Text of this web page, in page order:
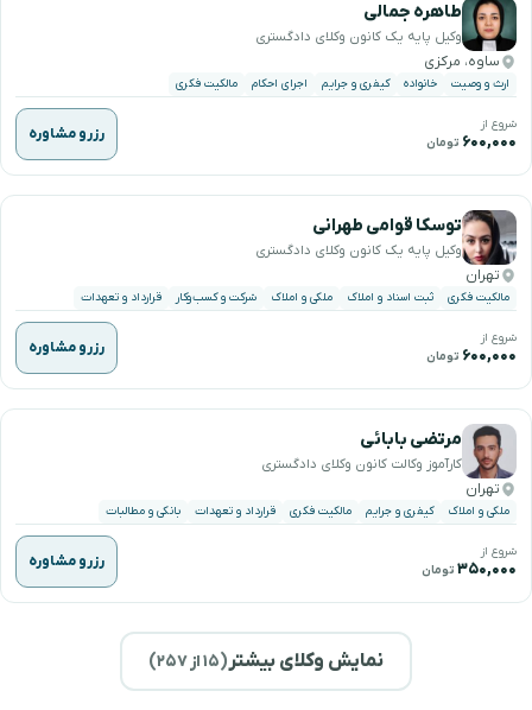
طاهره جمالی
وکیل پایه یک کانون وکلای دادگستری
ساوه، مرکزی
ارث و وصیت خانواده کیفری و جرایم اجرای احکام مالکیت فکری
شروع از
۶۰۰,۰۰۰ تومان رزرو مشاوره
توسکا قوامی طهرانی
وکیل پایه یک کانون وکلای دادگستری
تهران
مالکیت فکری ثبت اسناد و املاک ملکی و املاک شرکت و کسب‌وکار قرارداد و تعهدات
شروع از
۶۰۰,۰۰۰ تومان رزرو مشاوره
مرتضی بابائی
کارآموز وکالت کانون وکلای دادگستری
تهران
ملکی و املاک کیفری و جرایم مالکیت فکری قرارداد و تعهدات بانکی و مطالبات
شروع از
۳۵۰,۰۰۰ تومان رزرو مشاوره
نمایش وکلای بیشتر(۱۵از ۲۵۷)